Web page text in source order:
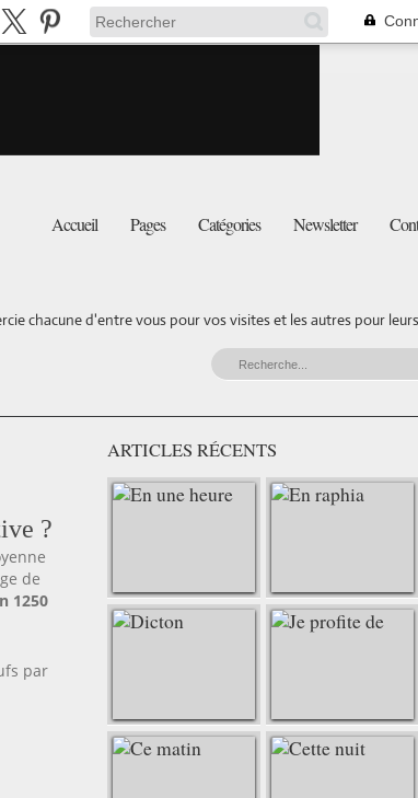
Accueil Pages Catégories Newsletter
chacune d'entre vous pour vos visites et les autres pour leurs
?
de
1250
par
ARTICLES RÉCENTS